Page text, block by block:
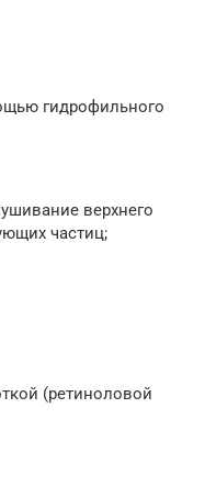
гидрофильного
верхнего
частиц;
(ретиноловой